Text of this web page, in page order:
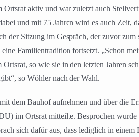
Ortsrat aktiv und war zuletzt auch
und mit 75 Jahren wird es auch
der Sitzung im Gespräch, der zuvor
Familientradition fortsetzt. „Schon
so wie sie in den letzten Jahren
so Wöhler nach der Wahl.
dem Bauhof aufnehmen und über die
im Ortsrat mitteilte. Besprochen
sich dafür aus, dass lediglich in